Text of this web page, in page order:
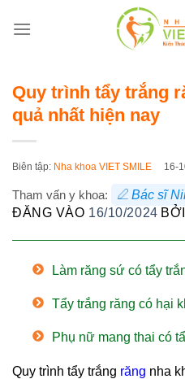
qua
Quy trình tẩy trắng
quả nhất hiện nay
Biên tập: Nha khoa VIET SMILE 16-
Tham vấn y khoa:
Bác sĩ
ĐĂNG VÀO 16/10/2024 BỞI
Làm răng sứ có tẩy
Tẩy trắng răng có hại
Phụ nữ mang thai có
Quy trình tẩy trắng răng nha